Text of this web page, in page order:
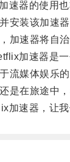
器的使用也
装该加速器
速器将自治
加速器是一
媒体娱乐的
在旅途中，
速器，让我